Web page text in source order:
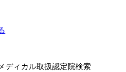
ディカル取扱認定院検索